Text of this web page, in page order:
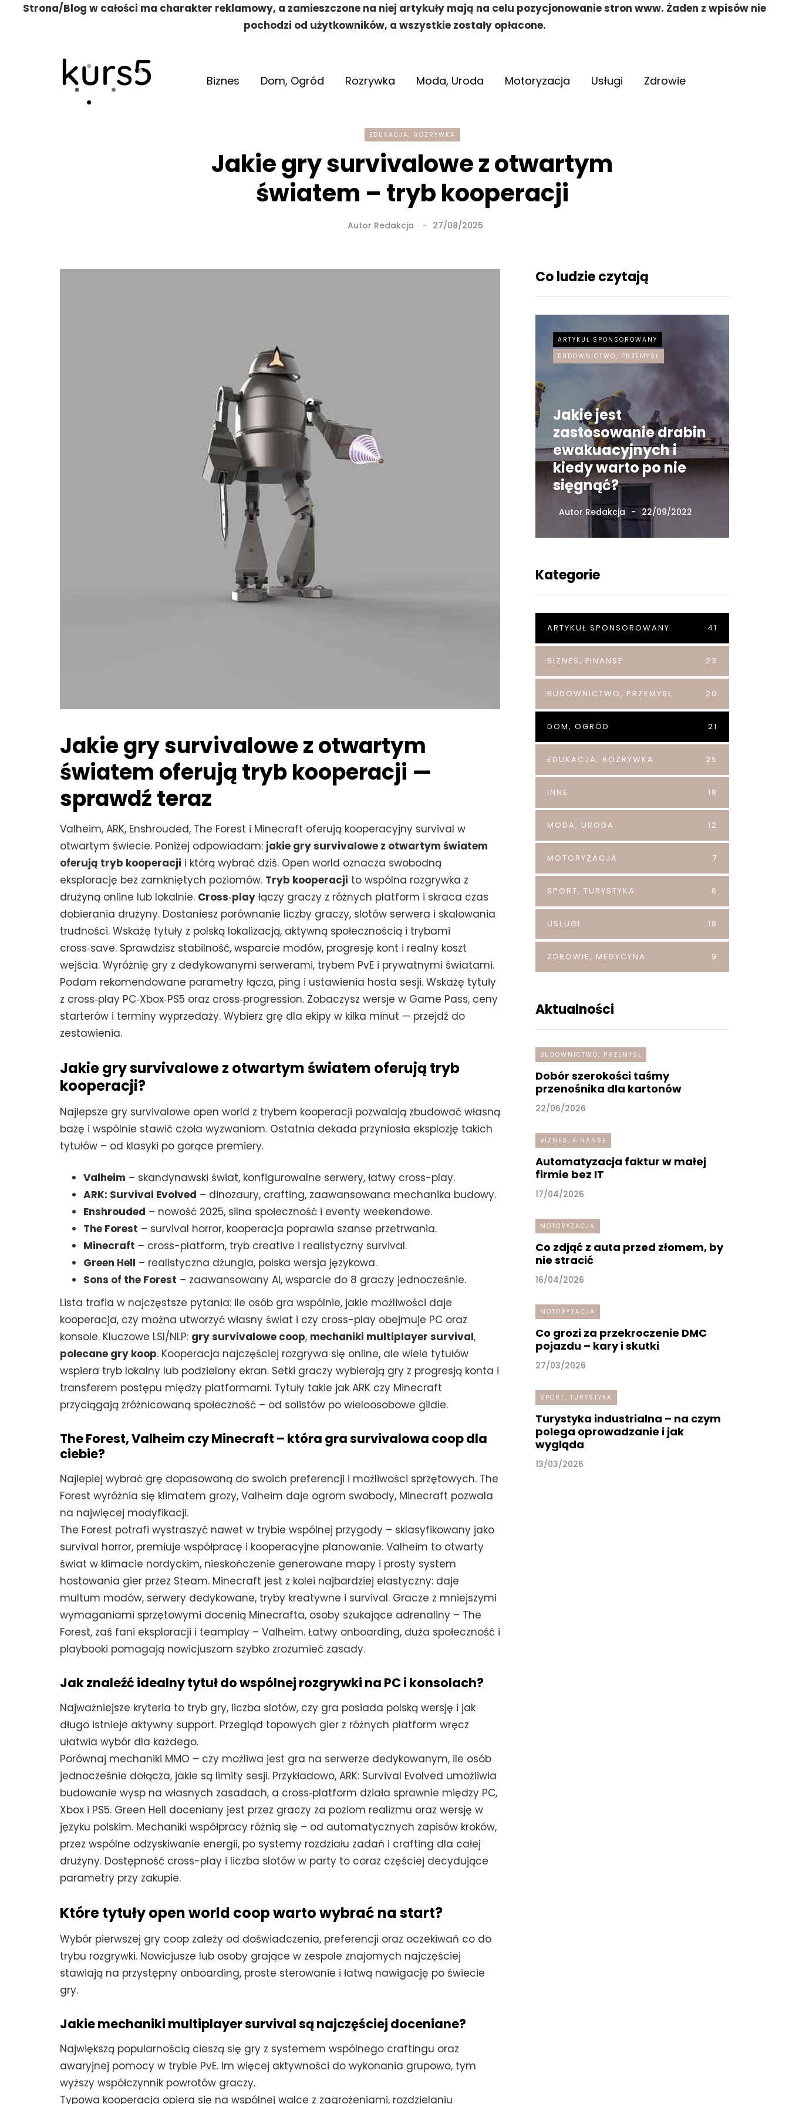
Strona/Blog w całości ma charakter reklamowy, a zamieszczone na niej artykuły mają na celu pozycjonowanie stron www. Żaden z wpisów nie
pochodzi od użytkowników, a wszystkie zostały opłacone.
Biznes Dom, Ogród Rozrywka Moda, Uroda Motoryzacja Usługi Zdrowie
EDUKACJA, ROZRYWKA
Jakie gry survivalowe z otwartym
światem – tryb kooperacji
Autor Redakcja 27/08/2025
Jakie gry survivalowe z otwartym
światem oferują tryb kooperacji —
sprawdź teraz
Valheim, ARK, Enshrouded, The Forest i Minecraft oferują kooperacyjny survival w
otwartym świecie. Poniżej odpowiadam: jakie gry survivalowe z otwartym światem
oferują tryb kooperacji i którą wybrać dziś. Open world oznacza swobodną
eksplorację bez zamkniętych poziomów. Tryb kooperacji to wspólna rozgrywka z
drużyną online lub lokalnie. Cross‑play łączy graczy z różnych platform i skraca czas
dobierania drużyny. Dostaniesz porównanie liczby graczy, slotów serwera i skalowania
trudności. Wskażę tytuły z polską lokalizacją, aktywną społecznością i trybami
cross‑save. Sprawdzisz stabilność, wsparcie modów, progresję kont i realny koszt
wejścia. Wyróżnię gry z dedykowanymi serwerami, trybem PvE i prywatnymi światami.
Podam rekomendowane parametry łącza, ping i ustawienia hosta sesji. Wskażę tytuły
z cross‑play PC‑Xbox‑PS5 oraz cross‑progression. Zobaczysz wersje w Game Pass, ceny
starterów i terminy wyprzedaży. Wybierz grę dla ekipy w kilka minut — przejdź do
zestawienia.
Jakie gry survivalowe z otwartym światem oferują tryb
kooperacji?
Najlepsze gry survivalowe open world z trybem kooperacji pozwalają zbudować własną
bazę i wspólnie stawić czoła wyzwaniom. Ostatnia dekada przyniosła eksplozję takich
tytułów – od klasyki po gorące premiery.
Valheim – skandynawski świat, konfigurowalne serwery, łatwy cross-play.
ARK: Survival Evolved – dinozaury, crafting, zaawansowana mechanika budowy.
Enshrouded – nowość 2025, silna społeczność i eventy weekendowe.
The Forest – survival horror, kooperacja poprawia szanse przetrwania.
Minecraft – cross-platform, tryb creative i realistyczny survival.
Green Hell – realistyczna dżungla, polska wersja językowa.
Sons of the Forest – zaawansowany AI, wsparcie do 8 graczy jednocześnie.
Lista trafia w najczęstsze pytania: ile osób gra wspólnie, jakie możliwości daje
kooperacja, czy można utworzyć własny świat i czy cross-play obejmuje PC oraz
konsole. Kluczowe LSI/NLP: gry survivalowe coop, mechaniki multiplayer survival,
polecane gry koop. Kooperacja najczęściej rozgrywa się online, ale wiele tytułów
wspiera tryb lokalny lub podzielony ekran. Setki graczy wybierają gry z progresją konta i
transferem postępu między platformami. Tytuły takie jak ARK czy Minecraft
przyciągają zróżnicowaną społeczność – od solistów po wieloosobowe gildie.
The Forest, Valheim czy Minecraft – która gra survivalowa coop dla
ciebie?
Najlepiej wybrać grę dopasowaną do swoich preferencji i możliwości sprzętowych. The
Forest wyróżnia się klimatem grozy, Valheim daje ogrom swobody, Minecraft pozwala
na najwięcej modyfikacji.
The Forest potrafi wystraszyć nawet w trybie wspólnej przygody – sklasyfikowany jako
survival horror, premiuje współpracę i kooperacyjne planowanie. Valheim to otwarty
świat w klimacie nordyckim, nieskończenie generowane mapy i prosty system
hostowania gier przez Steam. Minecraft jest z kolei najbardziej elastyczny: daje
multum modów, serwery dedykowane, tryby kreatywne i survival. Gracze z mniejszymi
wymaganiami sprzętowymi docenią Minecrafta, osoby szukające adrenaliny – The
Forest, zaś fani eksploracji i teamplay – Valheim. Łatwy onboarding, duża społeczność i
playbooki pomagają nowicjuszom szybko zrozumieć zasady.
Jak znaleźć idealny tytuł do wspólnej rozgrywki na PC i konsolach?
Najważniejsze kryteria to tryb gry, liczba slotów, czy gra posiada polską wersję i jak
długo istnieje aktywny support. Przegląd topowych gier z różnych platform wręcz
ułatwia wybór dla każdego.
Porównaj mechaniki MMO – czy możliwa jest gra na serwerze dedykowanym, ile osób
jednocześnie dołącza, jakie są limity sesji. Przykładowo, ARK: Survival Evolved umożliwia
budowanie wysp na własnych zasadach, a cross‑platform działa sprawnie między PC,
Xbox i PS5. Green Hell doceniany jest przez graczy za poziom realizmu oraz wersję w
języku polskim. Mechaniki współpracy różnią się – od automatycznych zapisów kroków,
przez wspólne odzyskiwanie energii, po systemy rozdziału zadań i crafting dla całej
drużyny. Dostępność cross-play i liczba slotów w party to coraz częściej decydujące
parametry przy zakupie.
Które tytuły open world coop warto wybrać na start?
Wybór pierwszej gry coop zależy od doświadczenia, preferencji oraz oczekiwań co do
trybu rozgrywki. Nowicjusze lub osoby grające w zespole znajomych najczęściej
stawiają na przystępny onboarding, proste sterowanie i łatwą nawigację po świecie
gry.
Jakie mechaniki multiplayer survival są najczęściej doceniane?
Największą popularnością cieszą się gry z systemem wspólnego craftingu oraz
awaryjnej pomocy w trybie PvE. Im więcej aktywności do wykonania grupowo, tym
wyższy współczynnik powrotów graczy.
Typowa kooperacja opiera się na wspólnej walce z zagrożeniami, rozdzielaniu
Co ludzie czytają
Naturalne metody na
poprawę wyglądu
biustu
Redakcja 09/09/2022
Wymiana kabiny w
samochodzie
ARTYKUŁ SPONSOROWANY
BUDOWNICTWO, PRZEMYSŁ
Jakie jest
zastosowanie drabin
ewakuacyjnych i
kiedy warto po nie
sięgnąć?
Autor Redakcja 22/09/2022
Kategorie
ARTYKUŁ SPONSOROWANY 41
BIZNES, FINANSE 23
BUDOWNICTWO, PRZEMYSŁ 20
DOM, OGRÓD 21
EDUKACJA, ROZRYWKA 25
INNE 18
MODA, URODA 12
MOTORYZACJA 7
SPORT, TURYSTYKA 6
USŁUGI 18
ZDROWIE, MEDYCYNA 9
Aktualności
BUDOWNICTWO, PRZEMYSŁ
Dobór szerokości taśmy
przenośnika dla kartonów
22/06/2026
BIZNES, FINANSE
Automatyzacja faktur w małej
firmie bez IT
17/04/2026
MOTORYZACJA
Co zdjąć z auta przed złomem, by
nie stracić
16/04/2026
MOTORYZACJA
Co grozi za przekroczenie DMC
pojazdu – kary i skutki
27/03/2026
SPORT, TURYSTYKA
Turystyka industrialna – na czym
polega oprowadzanie i jak
wygląda
13/03/2026